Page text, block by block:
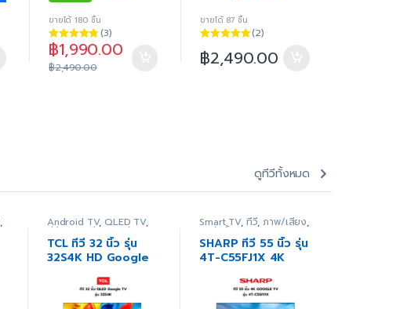
ขายได้ 180 ชิ้น
ให้คะแนน
4.67ตั้งแต่
1-5 คะแนน
(3)
฿1,990.00
฿2,490.00
ขายได้ 87 ชิ้น
5.00ตั้งแต่ 1-
5 คะแนน
(2)
฿2,490.00
ดูทีวีทั้งหมด
, Android TV, QLED TV,
ทีวี ภาพ/เสียง สินค้า
ทั้งหมด
TCL ทีวี 32 นิ้ว รุ่น
32S4K HD Google
Smart TV, ทีวี,ภาพ/เสียง,
สินค้าทั้งหมด
SHARP ทีวี 55 นิ้ว รุ่น
4T-C55FJ1X 4K